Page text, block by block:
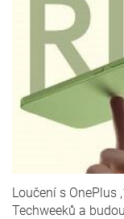
Loučení s OnePlus
Techweeků a